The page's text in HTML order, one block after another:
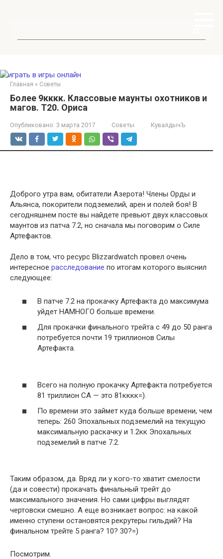
Главная » Советы
Более 9кккк. Классовые маунты охотников и
магов. Т20. Ориса
Опубликовано: 3 марта 2017 Советы КувалдычЪ
Доброго утра вам, обитатели Азерота! Члены Орды и
Альянса, покорители подземелий, арен и полей боя! В
сегодняшнем посте вы найдете превьют двух классовых
маунтов из патча 7.2, но сначала мы поговорим о Силе
Артефактов.
Дело в том, что ресурс Blizzardwatch провел очень
интересное расследование по итогам которого выяснил
следующее:
В патче 7.2 на прокачку Артефакта до максимума
уйдет НАМНОГО больше времени.
Для прокачки финального трейта с 49 до 50 ранга
потребуется почти 19 триллионов Силы
Артефакта.
Всего на полную прокачку Артефакта потребуется
81 триллион СА — это 81кккк=).
По времени это займет куда больше времени, чем
теперь: 260 Эпохальных подземелий на текущую
максимальную раскачку и 1.2кк Эпохальных
подземелий в патче 7.2.
Таким образом, да. Вряд ли у кого-то хватит смелости
(да и совести) прокачать финальный трейт до
максимального значения. Но сами цифры выглядят
чертовски смешно. А еще возникает вопрос: на какой
именно ступени остановятся рекрутеры гильдий? На
финальном трейте 5 ранга? 10? 30?=)
Посмотрим.